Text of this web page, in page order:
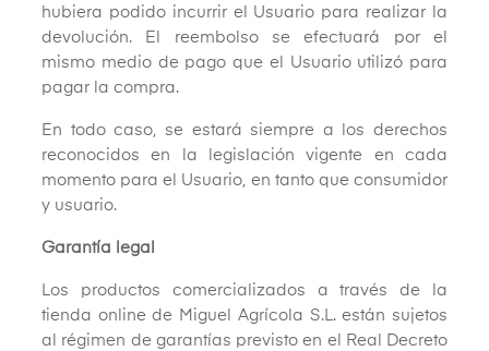
hubiera podido incurrir el Usuario para realizar la
devolución. El reembolso se efectuará por el
mismo medio de pago que el Usuario utilizó para
pagar la compra.
En todo caso, se estará siempre a los derechos
reconocidos en la legislación vigente en cada
momento para el Usuario, en tanto que consumidor
y usuario.
Garantía legal
Los productos comercializados a través de la
tienda online de Miguel Agrícola S.L. están sujetos
al régimen de garantías previsto en el Real Decreto